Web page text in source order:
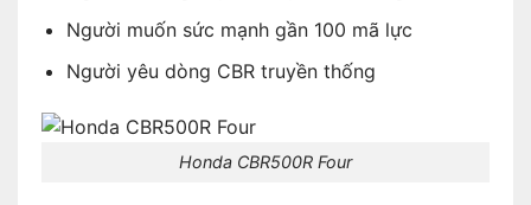
Người muốn sức mạnh gần 100 mã lực
Người yêu dòng CBR truyền thống
Honda CBR500R Four